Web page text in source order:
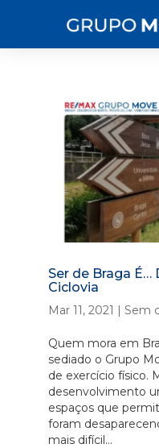
Ser de Braga É…
Ciclovia
Mar 11, 2021 | Sem
Quem mora em
sediado o Grupo
de exercício físico.
desenvolvimento
espaços que
foram
mais difícil...